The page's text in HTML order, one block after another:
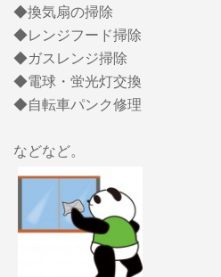
◆換気扇の掃除
◆レンジフード掃除
◆ガスレンジ掃除
◆電球・蛍光灯交換
◆自転車パンク修理
などなど。